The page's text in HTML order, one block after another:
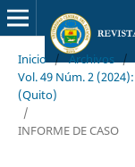
Inicio / Archivos /
Vol. 49 Núm. 2
(Quito)
/
INFORME DE CASO